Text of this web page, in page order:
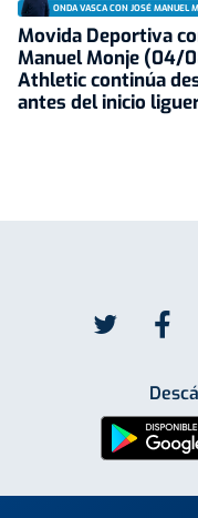
ONDA VASCA CON JOSÉ MANUEL
Movida Deportiva
Manuel Monje (04/
Athletic continúa
antes del inicio